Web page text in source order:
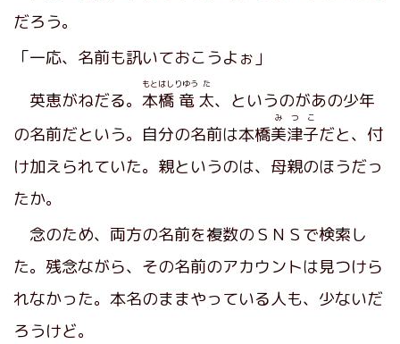
だろう。
「一応、名前も訊いておこうよぉ」
英恵がねだる。 本橋
もとはし
竜
りゆう
太
た
、というのがあの少年
の名前だという。自分の名前は本橋美津子
みつこ
だと、付
け加えられていた。親というのは、母親のほうだっ
たか。
念のため、両方の名前を複数のＳＮＳで検索し
た。残念ながら、その名前のアカウントは見つけら
れなかった。本名のままやっている人も、少ないだ
ろうけど。